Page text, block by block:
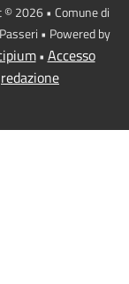
© 2026 • Comune di
• Powered by
• Accesso
redazione